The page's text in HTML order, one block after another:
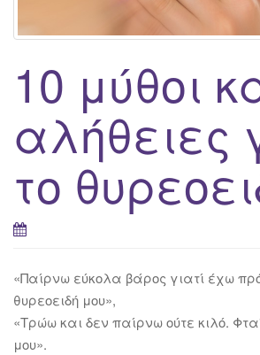
10 μύθοι
αλήθειες
το
«Παίρνω εύκολα βάρος γιατί έχω
θυρεοειδή μου»,
«Τρώω και δεν παίρνω ούτε κιλό.
μου».